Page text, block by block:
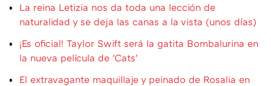
La reina Letizia nos da toda una lección de
naturalidad y se deja las canas a la vista (unos días)
¡Es oficial! Taylor Swift será la gatita Bombalurina en
la nueva película de 'Cats'
El extravagante maquillaje y peinado de Rosalia en